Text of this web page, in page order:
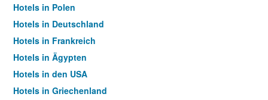
Hotels in Polen
Hotels in Deutschland
Hotels in Frankreich
Hotels in Ägypten
Hotels in den USA
Hotels in Griechenland